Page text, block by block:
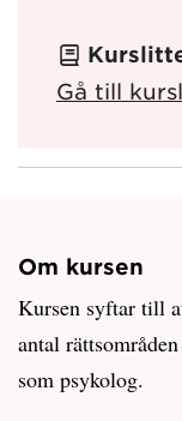
Gå till
Om
Kursen syftar till
antal
som psykolog.